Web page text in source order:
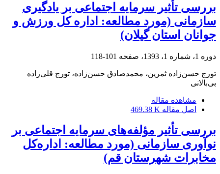
بررسی تأثیر سرمایه اجتماعی بر یادگیری
سازمانی (مورد مطالعه: اداره کل ورزش و
جوانان استان گیلان)
دوره 1، شماره 1، 1393، صفحه 101-118
تورج حسن‌زاده ثمرین، محمدصادق حسن‌زاده، تورج قلی‌زاده
بی‌بالانی
مشاهده مقاله
اصل مقاله 469.38 K
بررسی تأثیر مؤلفه‌های سرمایه اجتماعی بر
نوآوری سازمانی (مورد مطالعه: اداره‌کل
مخابرات شهرستان قم)